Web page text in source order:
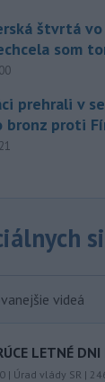
štvrtá
som
prehrali v
bronz proti
videá
LETNÉ
| Úrad vlády SR |